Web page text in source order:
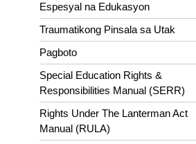
Espesyal na Edukasyon
Traumatikong Pinsala sa Utak
Pagboto
Special Education Rights &
Responsibilities Manual (SERR)
Rights Under The Lanterman Act
Manual (RULA)